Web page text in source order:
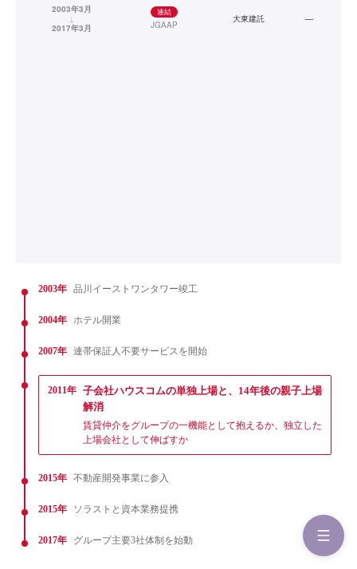
2003年3月
↓
2017年3月
連結
JGAAP
大東建託 —
2003年 品川イーストワンタワー竣工
2004年 ホテル開業
2007年 連帯保証人不要サービスを開始
2011年 子会社ハウスコムの単独上場と、14年後の親子上場
解消
賃貸仲介をグループの一機能として抱えるか、独立した
上場会社として伸ばすか
2015年 不動産開発事業に参入
2015年 ソラストと資本業務提携
2017年 グループ主要3社体制を始動